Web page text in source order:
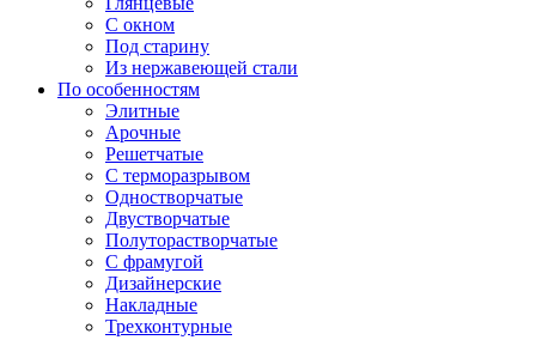
С окном
Под старину
Из нержавеющей стали
По особенностям
Элитные
Арочные
Решетчатые
С терморазрывом
Одностворчатые
Двустворчатые
Полуторастворчатые
С фрамугой
Дизайнерские
Накладные
Трехконтурные